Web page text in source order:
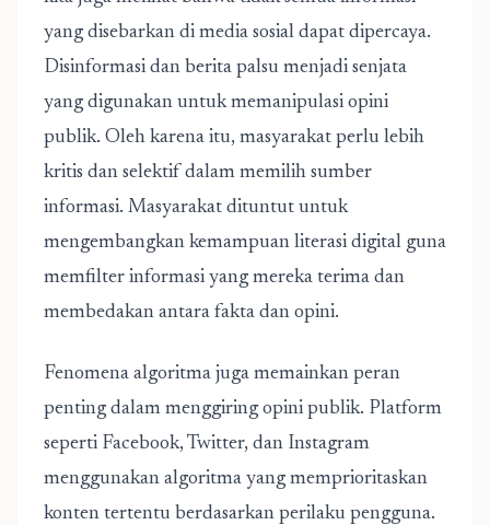
yang disebarkan di media sosial dapat dipercaya.
Disinformasi dan berita palsu menjadi senjata
yang digunakan untuk memanipulasi opini
publik. Oleh karena itu, masyarakat perlu lebih
kritis dan selektif dalam memilih sumber
informasi. Masyarakat dituntut untuk
mengembangkan kemampuan literasi digital guna
memfilter informasi yang mereka terima dan
membedakan antara fakta dan opini.
Fenomena algoritma juga memainkan peran
penting dalam menggiring opini publik. Platform
seperti Facebook, Twitter, dan Instagram
menggunakan algoritma yang memprioritaskan
konten tertentu berdasarkan perilaku pengguna.